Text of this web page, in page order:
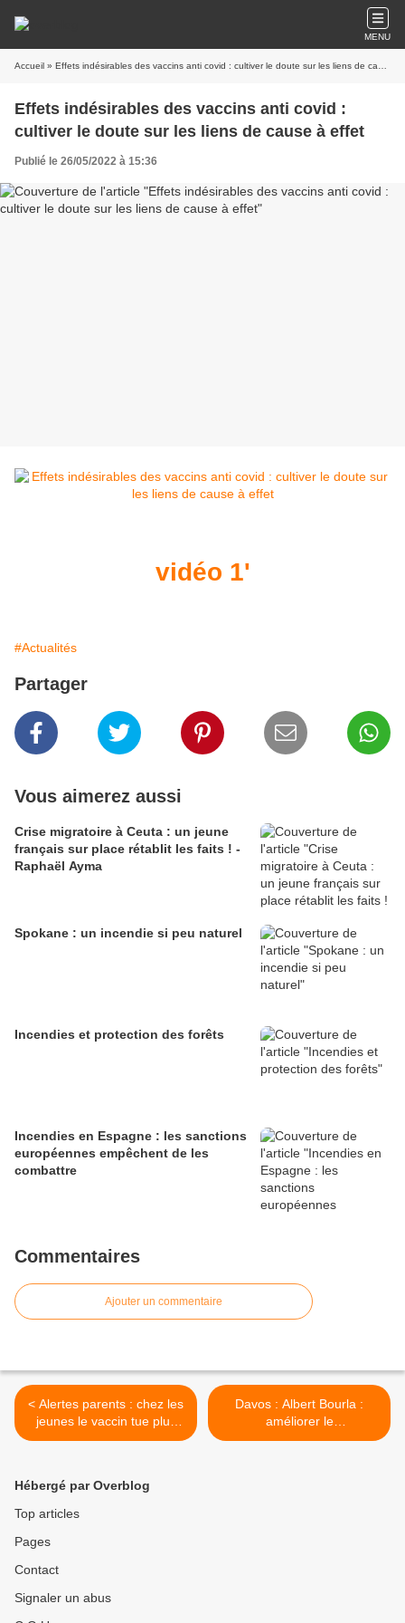
MENU
Accueil » Effets indésirables des vaccins anti covid : cultiver le doute sur les liens de cause à effet
Effets indésirables des vaccins anti covid :
cultiver le doute sur les liens de cause à effet
Publié le 26/05/2022 à 15:36
vidéo 1'
#Actualités
Partager
Vous aimerez aussi
Crise migratoire à Ceuta : un jeune
français sur place rétablit les faits ! -
Raphaël Ayma
Spokane : un incendie si peu naturel
Incendies et protection des forêts
Incendies en Espagne : les sanctions
européennes empêchent de les
combattre
Commentaires
Ajouter un commentaire
< Alertes parents : chez les
jeunes le vaccin tue plus
que le virus covid
Davos : Albert Bourla :
améliorer le
"consentement" >
Hébergé par Overblog
Top articles
Pages
Contact
Signaler un abus